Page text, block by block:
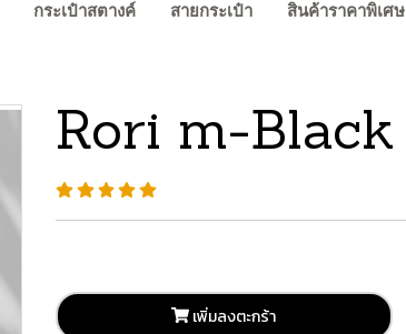
กระเป๋าสตางค์ สายกระเป๋า สินค้าราคาพิเศษ
Rori m-Black
เพิ่มลงตะกร้า